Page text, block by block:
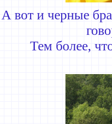
А вот и черные
Тем более,